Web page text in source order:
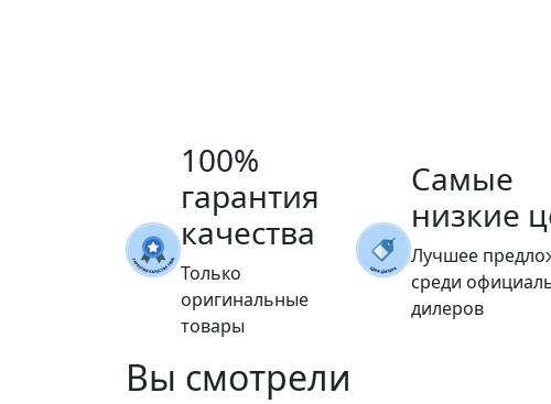
100%
гарантия
качества
Только
оригинальные
товары
Самые
низкие
Лучшее
среди
дилеров
Вы смотрели